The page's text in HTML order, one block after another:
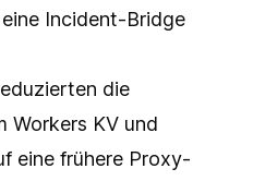
Incident-Bridge
die
Workers KV und
eine frühere Proxy-